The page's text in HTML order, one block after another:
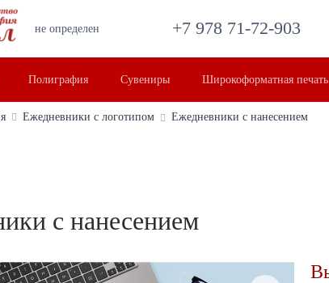
не определен +7 978 71-72-903
Полиграфия Сувениры Широкоформатная печать
Ежедневники с логотипом Ежедневники с нанесением
с нанесением